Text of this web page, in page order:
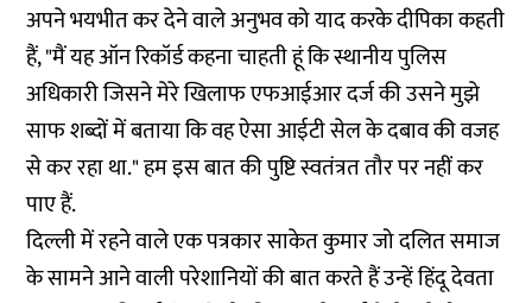
अपने भयभीत कर देने वाले अनुभव को याद करके दीपिका कहती
हैं, "मैं यह ऑन रिकॉर्ड कहना चाहती हूं कि स्थानीय पुलिस
अधिकारी जिसने मेरे खिलाफ एफआईआर दर्ज की उसने मुझे
साफ शब्दों में बताया कि वह ऐसा आईटी सेल के दबाव की वजह
से कर रहा था." हम इस बात की पुष्टि स्वतंत्रत तौर पर नहीं कर
पाए हैं.
दिल्ली में रहने वाले एक पत्रकार साकेत कुमार जो दलित समाज
के सामने आने वाली परेशानियों की बात करते हैं उन्हें हिंदू देवता